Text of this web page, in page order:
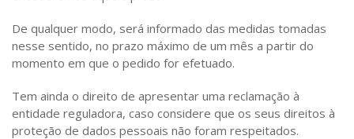
De qualquer modo, será informado das medidas tomadas
nesse sentido, no prazo máximo de um mês a partir do
momento em que o pedido for efetuado.
Tem ainda o direito de apresentar uma reclamação à
entidade reguladora, caso considere que os seus direitos à
proteção de dados pessoais não foram respeitados.